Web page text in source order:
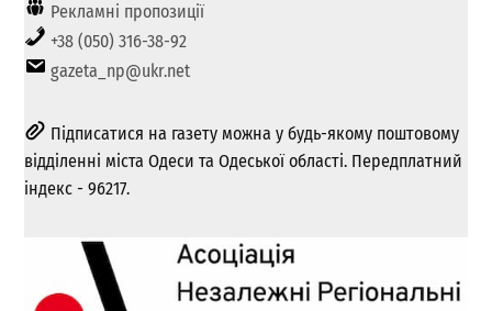
Рекламні пропозиції
+38 (050) 316-38-92
gazeta_np@ukr.net
Підписатися на газету можна у будь-якому поштовому
відділенні міста Одеси та Одеської області. Передплатний
індекс - 96217.